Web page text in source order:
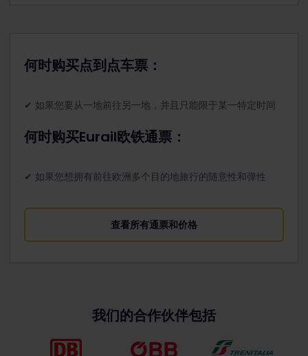
何时购买点到点车票：
✔ 如果您要从一地前往另一地，并且只能限于某一特定时间
何时购买Eurail欧铁通票：
✔ 如果您想拥有前往欧洲多个目的地旅行的随意性和弹性
查看所有通票和价格
我们的合作伙伴包括